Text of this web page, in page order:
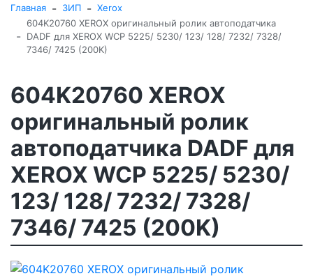
Главная - ЗИП - Xerox
-
604K20760 XEROX оригинальный ролик автоподатчика
DADF для XEROX WCP 5225/ 5230/ 123/ 128/ 7232/ 7328/
7346/ 7425 (200K)
604K20760 XEROX
оригинальный ролик
автоподатчика DADF для
XEROX WCP 5225/ 5230/
123/ 128/ 7232/ 7328/
7346/ 7425 (200K)